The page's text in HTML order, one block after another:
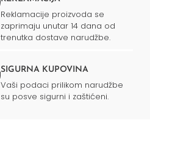
Reklamacije proizvoda se
zaprimaju unutar 14 dana od
trenutka dostave narudžbe.
SIGURNA KUPOVINA
Vaši podaci prilikom narudžbe
su posve sigurni i zaštićeni.